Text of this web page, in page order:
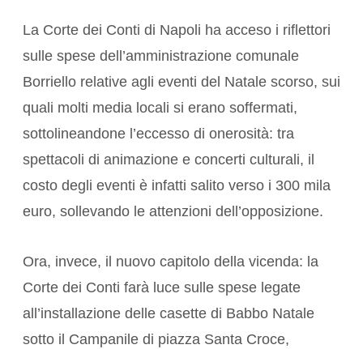
La Corte dei Conti di Napoli ha acceso i riflettori
sulle spese dell’amministrazione comunale
Borriello relative agli eventi del Natale scorso, sui
quali molti media locali si erano soffermati,
sottolineandone l’eccesso di onerosità: tra
spettacoli di animazione e concerti culturali, il
costo degli eventi è infatti salito verso i 300 mila
euro, sollevando le attenzioni dell’opposizione.
Ora, invece, il nuovo capitolo della vicenda: la
Corte dei Conti farà luce sulle spese legate
all’installazione delle casette di Babbo Natale
sotto il Campanile di piazza Santa Croce,